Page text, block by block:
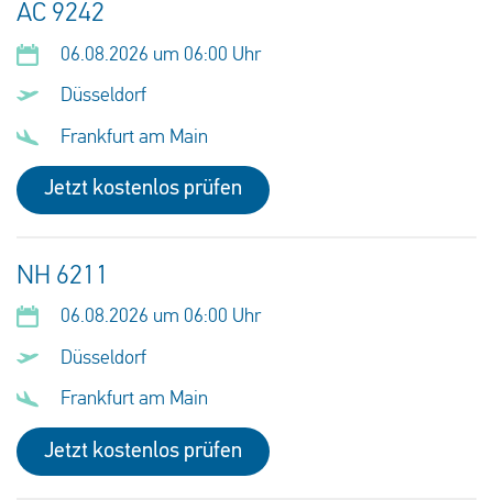
AC 9242
06.08.2026 um 06:00 Uhr
Düsseldorf
Frankfurt am Main
Jetzt kostenlos prüfen
NH 6211
06.08.2026 um 06:00 Uhr
Düsseldorf
Frankfurt am Main
Jetzt kostenlos prüfen